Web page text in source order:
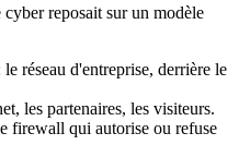
reposait sur un modèle
le réseau d'entreprise, derrière le
les partenaires, les visiteurs.
firewall qui autorise ou refuse